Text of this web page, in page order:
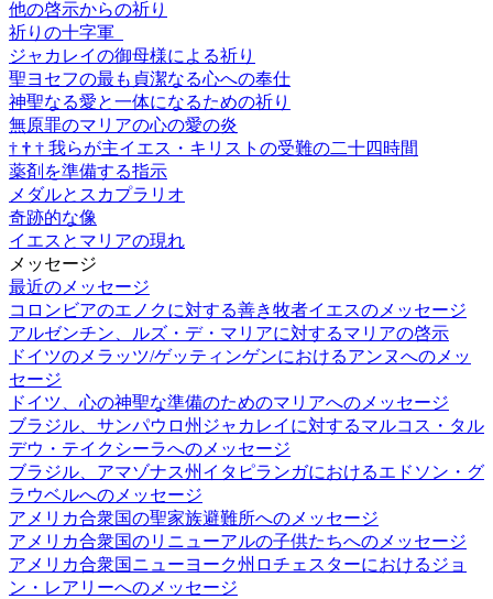
他の啓示からの祈り
祈りの十字軍
ジャカレイの御母様による祈り
聖ヨセフの最も貞潔なる心への奉仕
神聖なる愛と一体になるための祈り
無原罪のマリアの心の愛の炎
† † † 我らが主イエス・キリストの受難の二十四時間
薬剤を準備する指示
メダルとスカプラリオ
奇跡的な像
イエスとマリアの現れ
メッセージ
最近のメッセージ
コロンビアのエノクに対する善き牧者イエスのメッセージ
アルゼンチン、ルズ・デ・マリアに対するマリアの啓示
ドイツのメラッツ/ゲッティンゲンにおけるアンヌへのメッ
セージ
ドイツ、心の神聖な準備のためのマリアへのメッセージ
ブラジル、サンパウロ州ジャカレイに対するマルコス・タル
デウ・テイクシーラへのメッセージ
ブラジル、アマゾナス州イタピランガにおけるエドソン・グ
ラウベルへのメッセージ
アメリカ合衆国の聖家族避難所へのメッセージ
アメリカ合衆国のリニューアルの子供たちへのメッセージ
アメリカ合衆国ニューヨーク州ロチェスターにおけるジョ
ン・レアリーへのメッセージ